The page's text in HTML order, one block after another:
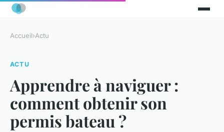
Accueil›Actu
ACTU
Apprendre à naviguer :
comment obtenir son
permis bateau ?